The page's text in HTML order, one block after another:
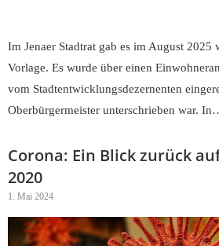
Im Jenaer Stadtrat gab es im August 2025
Vorlage. Es wurde über einen
vom Stadtentwicklungsdezernenten
Oberbürgermeister unterschrieben war.
Corona: Ein Blick zurück
2020
1. Mai 2024